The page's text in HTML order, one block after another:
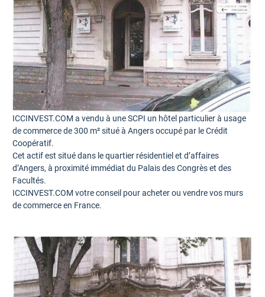
ICCINVEST.COM a vendu à une SCPI un hôtel particulier à usage
de commerce de 300 m² situé à Angers occupé par le Crédit
Coopératif.
Cet actif est situé dans le quartier résidentiel et d’affaires
d’Angers, à proximité immédiat du Palais des Congrès et des
Facultés.
ICCINVEST.COM votre conseil pour acheter ou vendre vos murs
de commerce en France.